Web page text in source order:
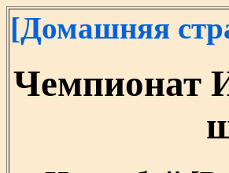
[Домашняя
Чемпионат